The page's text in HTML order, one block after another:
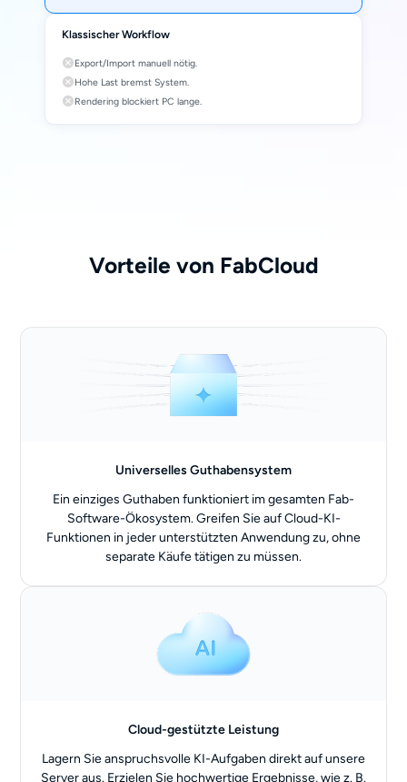
Klassischer Workflow
Export/Import manuell nötig.
Hohe Last bremst System.
Rendering blockiert PC lange.
Vorteile von FabCloud
Universelles Guthabensystem
Ein einziges Guthaben funktioniert im gesamten Fab-
Software-Ökosystem. Greifen Sie auf Cloud-KI-
Funktionen in jeder unterstützten Anwendung zu, ohne
separate Käufe tätigen zu müssen.
Cloud-gestützte Leistung
Lagern Sie anspruchsvolle KI-Aufgaben direkt auf unsere
Server aus. Erzielen Sie hochwertige Ergebnisse, wie z. B.